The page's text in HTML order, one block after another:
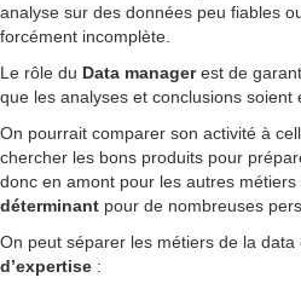
analyse sur des données peu fiables
forcément incomplète.
Le rôle du Data managerest de
que les analyses et conclusions soient
On pourrait comparer son activité à
chercher les bons produits pour
donc en amont pour les autres
déterminant pour de nombreuses
On peut séparer les métiers de la data
d’expertise :